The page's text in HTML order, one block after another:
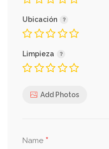
Ubicación
Limpieza
Add Photos
Name *